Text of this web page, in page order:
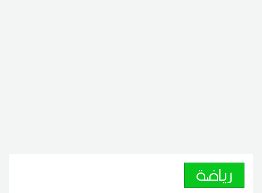
رياضة